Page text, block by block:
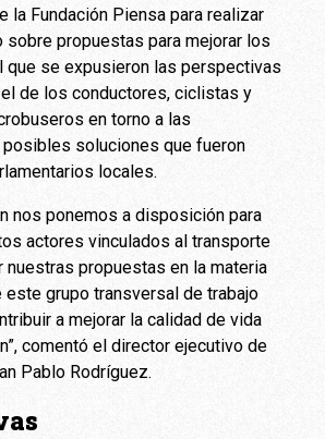
la Fundación Piensa para realizar
sobre propuestas para mejorar los
que se expusieron las perspectivas
de los conductores, ciclistas y
en torno a las
soluciones que fueron
locales.
nos ponemos a disposición para
actores vinculados al transporte
nuestras propuestas en la materia
este grupo transversal de trabajo
a mejorar la calidad de vida
comentó el director ejecutivo de
Pablo Rodríguez.